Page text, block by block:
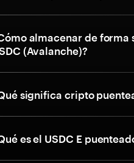
almacenar de
(Avalanche)?
significa cripto
es el USDC E